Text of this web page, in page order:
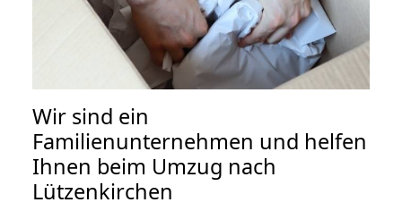
Wir sind ein
Familienunternehmen und helfen
Ihnen beim Umzug nach
Lützenkirchen